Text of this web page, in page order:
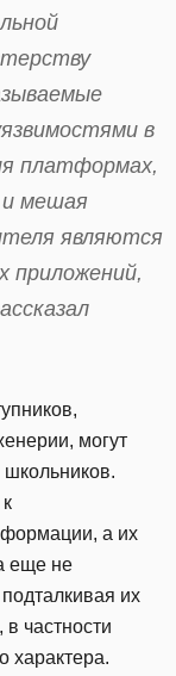
в
платформах,
и мешая
являются
приложений,
могут
школьников.
а их
еще не
их
частности
характера.